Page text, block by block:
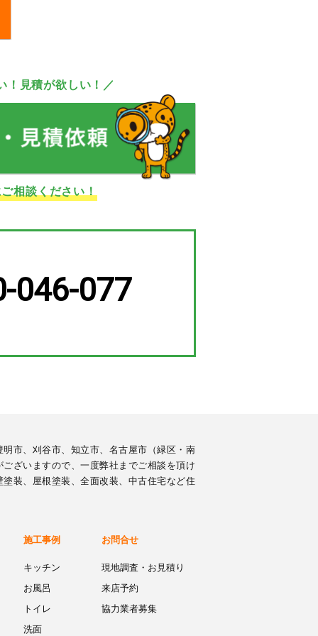
！見積が欲しい！／
相談ください！
046-077
市、刈谷市、知立市、名古屋市（緑区・南
ざいますので、一度弊社までご相談を頂け
装、屋根塗装、全面改装、中古住宅など住
施工事例
キッチン
お風呂
トイレ
洗面
お問合せ
現地調査・お見積り
来店予約
協力業者募集